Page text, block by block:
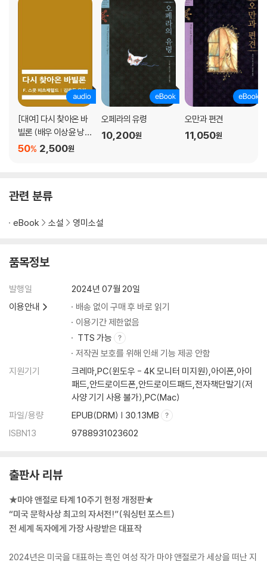
[대여] 다시 찾아온 바
빌론 (배우 이상윤 낭
독)
2,500원
50%
오페라의 유령
10,200원
오만과 편견
11,050원
관련 분류
eBook 소설 영미소설
품목정보
발행일
2024년 07월 20일
이용안내
배송 없이 구매 후 바로 읽기
이용기간 제한없음
TTS 가능
저작권 보호를 위해 인쇄 기능 제공 안함
지원기기
크레마,PC(윈도우 - 4K 모니터 미지원),아이폰,아이
패드,안드로이드폰,안드로이드패드,전자책단말기(저
사양 기기 사용 불가),PC(Mac)
파일/용량
EPUB(DRM) | 30.13MB
ISBN13
9788931023602
출판사 리뷰
★마야 앤절로 타계 10주기 헌정 개정판★
“미국 문학사상 최고의 자서전!”(워싱턴 포스트)
전 세계 독자에게 가장 사랑받은 대표작
2024년은 미국을 대표하는 흑인 여성 작가 마야 앤절로가 세상을 떠난 지